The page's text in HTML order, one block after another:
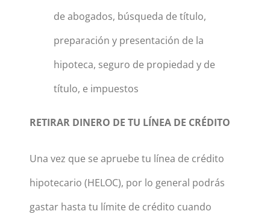
de abogados, búsqueda de título,
preparación y presentación de la
hipoteca, seguro de propiedad y de
título, e impuestos
RETIRAR DINERO DE TU LÍNEA DE CRÉDITO
Una vez que se apruebe tu línea de crédito
hipotecario (HELOC), por lo general podrás
gastar hasta tu límite de crédito cuando